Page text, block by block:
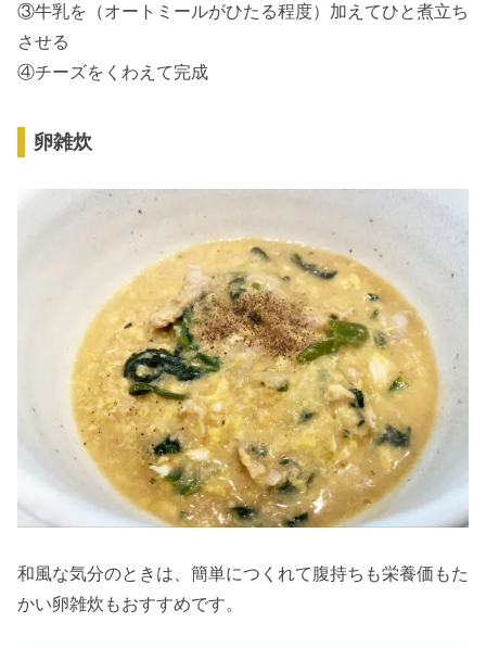
③牛乳を（オートミールがひたる程度）加えてひと煮立ち
させる
④チーズをくわえて完成
卵雑炊
和風な気分のときは、簡単につくれて腹持ちも栄養価もた
かい卵雑炊もおすすめです。